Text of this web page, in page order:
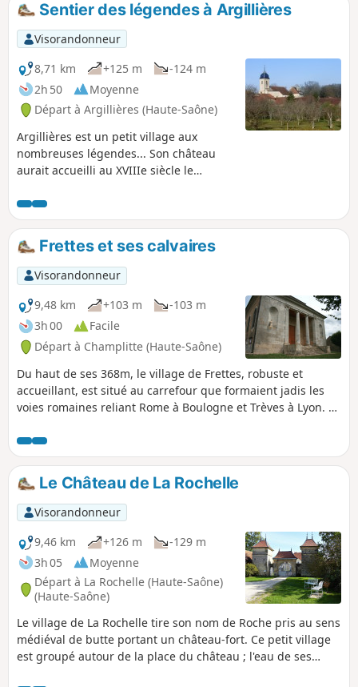
p
Sentier des légendes à Argillières
Visorandonneur
8,71 km
+125 m
-124 m
2h 50
Moyenne
Départ à Argillières (Haute-Saône)
Argillières est un petit village aux
nombreuses légendes... Son château
aurait accueilli au XVIIIe siècle le
peuple mais voleur à abattre à tout prix
pour les autorités. Dissimulé par un
haut mur, ce château construit aux XVIIe
et XVIIIe siècles est aujourd'hui
essentiellement occupé pendant la belle
saison.
Frettes et ses calvaires
Visorandonneur
9,48 km
+103 m
-103 m
3h 00
Facile
Départ à Champlitte (Haute-Saône)
Du haut de ses 368m, le village de Frettes, robuste et
accueillant, est situé au carrefour que formaient jadis les
voies romaines reliant Rome à Boulogne et Trèves à Lyon. Le
friches et de multitudes de genévriers. La grande plaine
fertile permet la culture des céréales telles que le blé,
l’orge, le maïs ou le colza.
Le Château de La Rochelle
Visorandonneur
9,46 km
+126 m
-129 m
3h 05
Moyenne
Départ à La Rochelle (Haute-Saône)
(Haute-Saône)
Le village de La Rochelle tire son nom de Roche pris au sens
médiéval de butte portant un château-fort. Ce petit village
est groupé autour de la place du château ; l'eau de ses